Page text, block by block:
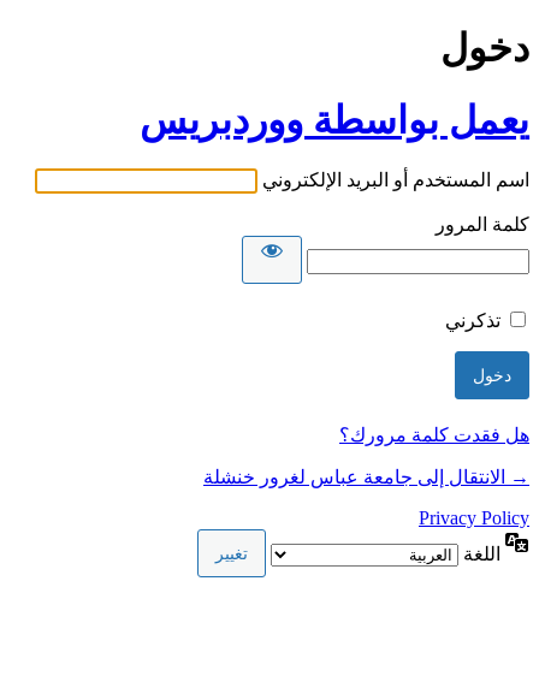
دخول
يعمل بواسطة ووردبريس
اسم المستخدم أو البريد الإلكتروني
كلمة المرور
تذكرني
هل فقدت كلمة مرورك؟
→ الانتقال إلى جامعة عباس لغرور خنشلة
Privacy Policy
اللغة